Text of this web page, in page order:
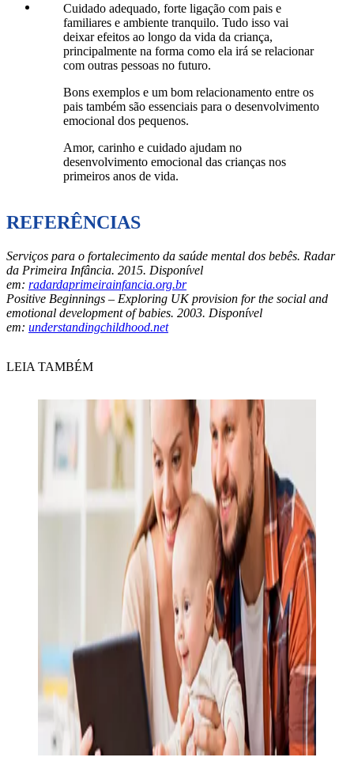
Cuidado adequado, forte ligação com pais e
familiares e ambiente tranquilo. Tudo isso vai
deixar efeitos ao longo da vida da criança,
principalmente na forma como ela irá se relacionar
com outras pessoas no futuro.
Bons exemplos e um bom relacionamento entre os
pais também são essenciais para o desenvolvimento
emocional dos pequenos.
Amor, carinho e cuidado ajudam no
desenvolvimento emocional das crianças nos
primeiros anos de vida.
REFERÊNCIAS
Serviços para o fortalecimento da saúde mental dos bebês. Radar
da Primeira Infância. 2015. Disponível
em: radardaprimeirainfancia.org.br
Positive Beginnings – Exploring UK provision for the social and
emotional development of babies. 2003. Disponível
em: understandingchildhood.net
LEIA TAMBÉM